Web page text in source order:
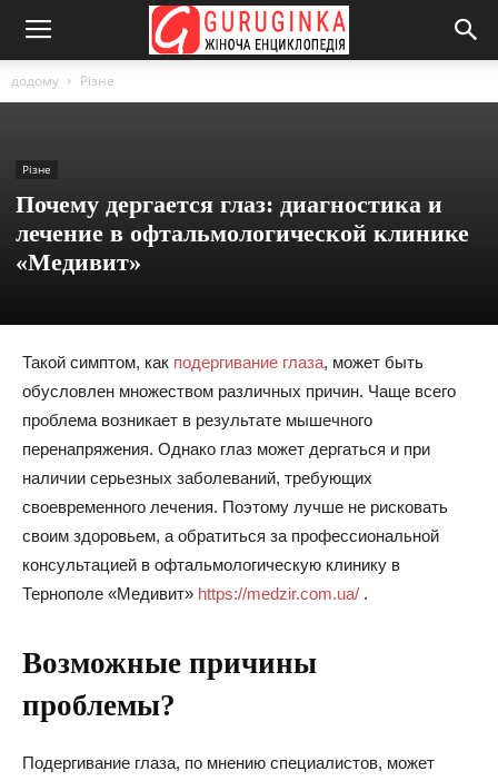
додому Різне
Різне
Почему дергается глаз: диагностика и
лечение в офтальмологической клинике
«Медивит»
Такой симптом, как подергивание глаза, может быть
обусловлен множеством различных причин. Чаще всего
проблема возникает в результате мышечного
перенапряжения. Однако глаз может дергаться и при
наличии серьезных заболеваний, требующих
своевременного лечения. Поэтому лучше не рисковать
своим здоровьем, а обратиться за профессиональной
консультацией в офтальмологическую клинику в
Тернополе «Медивит» https://medzir.com.ua/ .
Возможные причины
проблемы?
Подергивание глаза, по мнению специалистов, может